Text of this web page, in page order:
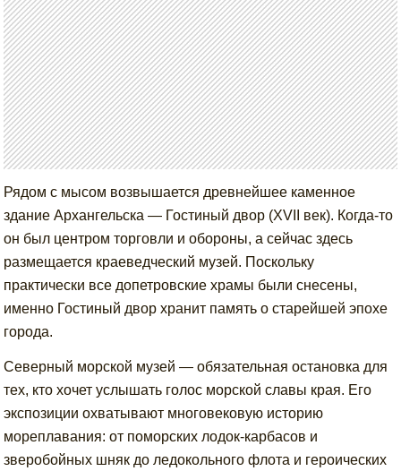
Рядом с мысом возвышается древнейшее каменное
здание Архангельска — Гостиный двор (XVII век). Когда-то
он был центром торговли и обороны, а сейчас здесь
размещается краеведческий музей. Поскольку
практически все допетровские храмы были снесены,
именно Гостиный двор хранит память о старейшей эпохе
города.
Северный морской музей — обязательная остановка для
тех, кто хочет услышать голос морской славы края. Его
экспозиции охватывают многовековую историю
мореплавания: от поморских лодок-карбасов и
зверобойных шняк до ледокольного флота и героических